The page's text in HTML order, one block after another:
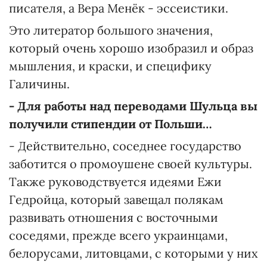
писателя, а Вера Менёк - эссеистики.
Это литератор большого значения,
который очень хорошо изобразил и образ
мышления, и краски, и специфику
Галичины.
- Для работы над переводами Шульца вы
получили стипендии от Польши…
- Действительно, соседнее государство
заботится о промоушене своей культуры.
Также руководствуется идеями Ежи
Гедройца, который завещал полякам
развивать отношения с восточными
соседями, прежде всего украинцами,
белорусами, литовцами, с которыми у них